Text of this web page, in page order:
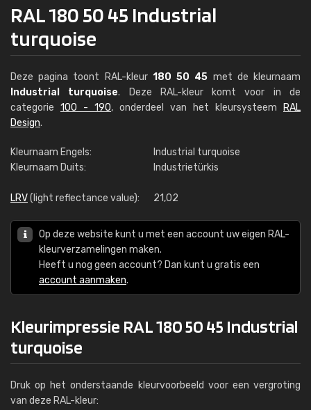
RAL 180 50 45 Industrial
turquoise
Deze pagina toont RAL-kleur 180 50 45 met de kleurnaam
Industrial turquoise. Deze RAL-kleur komt voor in de
categorie 100 - 190, onderdeel van het kleursysteem
RAL
Design.
Kleurnaam Engels:
Industrial turquoise
Kleurnaam Duits:
Industrietürkis
LRV(light reflectance value): 21,02
Op deze website kunt u met een account uw eigen RAL-
kleurverzamelingen maken.
Heeft u nog geen account? Dan kunt u gratis een
account aanmaken.
Kleurimpressie RAL 180 50 45 Industrial
turquoise
Druk op het onderstaande kleurvoorbeeld voor een vergroting
van deze RAL-kleur: